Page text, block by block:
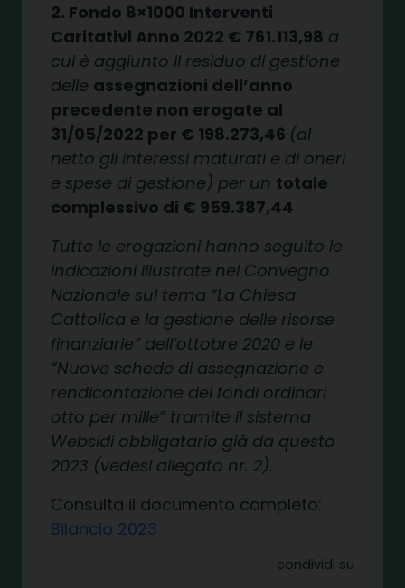
2. Fondo 8×1000 Interventi
Caritativi Anno 2022 € 761.113,98 a
cui è aggiunto il residuo di gestione
delle assegnazioni dell’anno
precedente non erogate al
31/05/2022 per € 198.273,46 (al
netto gli interessi maturati e di oneri
e spese di gestione) per un totale
complessivo di € 959.387,44
Tutte le erogazioni hanno seguito le
indicazioni illustrate nel Convegno
Nazionale sul tema “La Chiesa
Cattolica e la gestione delle risorse
finanziarie” dell’ottobre 2020 e le
“Nuove schede di assegnazione e
rendicontazione dei fondi ordinari
otto per mille” tramite il sistema
Websidi obbligatario già da questo
2023 (vedesi allegato nr. 2).
Consulta il documento completo:
Bilancio 2023
condividi su